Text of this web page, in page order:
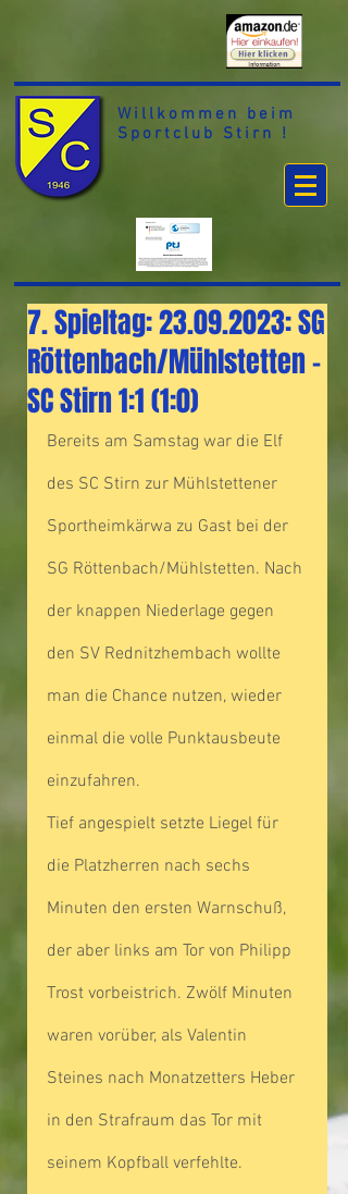
Willkommen beim
Sportclub Stirn !
7. Spieltag: 23.09.2023: SG
Röttenbach/Mühlstetten -
SC Stirn 1:1 (1:0)
Bereits am Samstag war die Elf
des SC Stirn zur Mühlstettener
Sportheimkärwa zu Gast bei der
SG Röttenbach/Mühlstetten. Nach
der knappen Niederlage gegen
den SV Rednitzhembach wollte
man die Chance nutzen, wieder
einmal die volle Punktausbeute
einzufahren.
Tief angespielt setzte Liegel für
die Platzherren nach sechs
Minuten den ersten Warnschuß,
der aber links am Tor von Philipp
Trost vorbeistrich. Zwölf Minuten
waren vorüber, als Valentin
Steines nach Monatzetters Heber
in den Strafraum das Tor mit
seinem Kopfball verfehlte.